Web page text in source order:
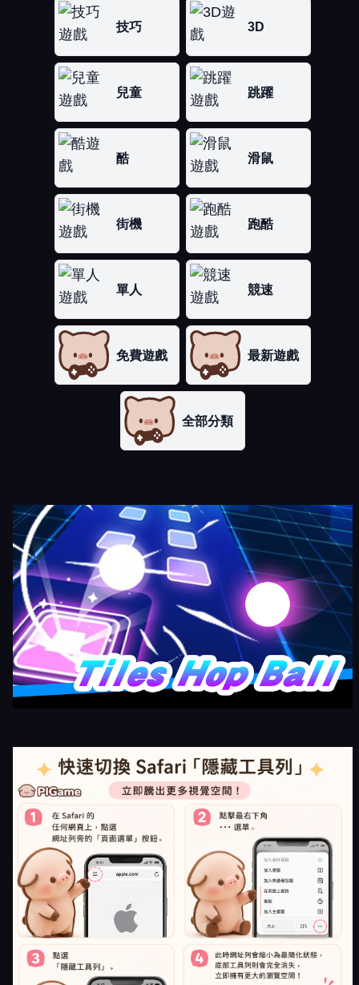
技巧 3D
兒童 跳躍
酷 滑鼠
街機 跑酷
單人 競速
免費遊戲 最新遊戲
全部分類